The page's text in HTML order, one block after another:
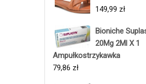
149,99 zł
Bioniche
20Mg 2Ml X 1
Ampułkostrzykawka
79,86 zł